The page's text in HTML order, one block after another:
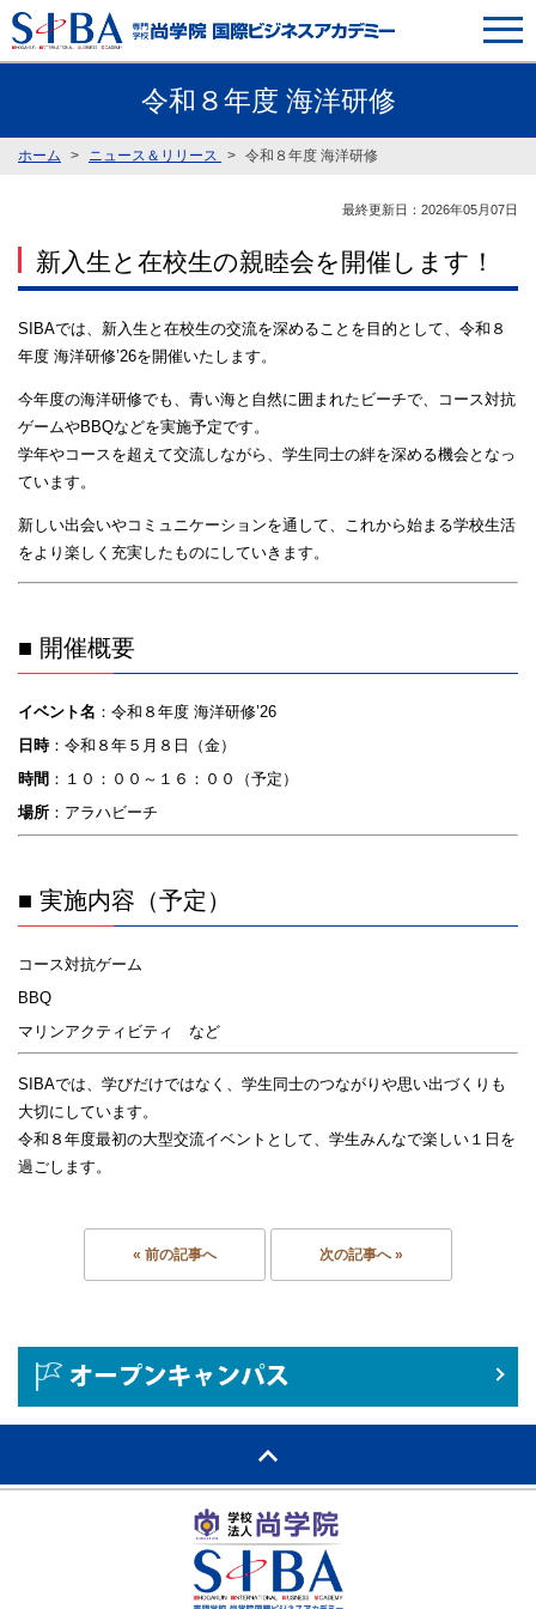
令和８年度 海洋研修
ホーム ニュース＆リリース 令和８年度 海洋研修
最終更新日：2026年05月07日
新入生と在校生の親睦会を開催します！
SIBAでは、新入生と在校生の交流を深めることを目的として、令和８
年度 海洋研修’26を開催いたします。
今年度の海洋研修でも、青い海と自然に囲まれたビーチで、コース対抗
ゲームやBBQなどを実施予定です。
学年やコースを超えて交流しながら、学生同士の絆を深める機会となっ
ています。
新しい出会いやコミュニケーションを通して、これから始まる学校生活
をより楽しく充実したものにしていきます。
■ 開催概要
イベント名 ：令和８年度 海洋研修’26
日時：令和８年５月８日（金）
時間 ：１０：００～１６：００（予定）
場所 ：アラハビーチ
■ 実施内容（予定）
コース対抗ゲーム
BBQ
マリンアクティビティ など
SIBAでは、学びだけではなく、学生同士のつながりや思い出づくりも
大切にしています。
令和８年度最初の大型交流イベントとして、学生みんなで楽しい１日を
過ごします。
« 前の記事へ 次の記事へ »